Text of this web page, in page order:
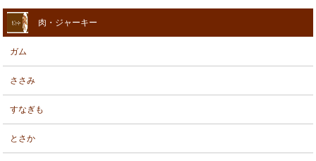
肉・ジャーキー
ガム
ささみ
すなぎも
とさか